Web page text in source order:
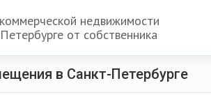
недвижимости
от собственника
в Санкт-Петербурге